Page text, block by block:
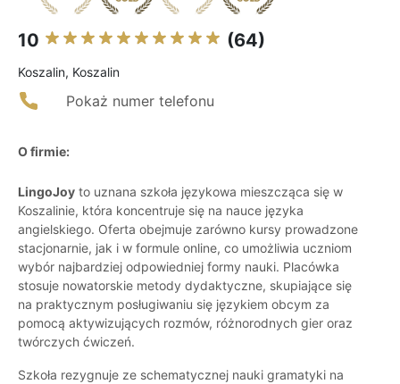
10 (64)
Koszalin, Koszalin
Pokaż numer telefonu
O firmie:
LingoJoy to uznana szkoła językowa mieszcząca się w
Koszalinie, która koncentruje się na nauce języka
angielskiego. Oferta obejmuje zarówno kursy prowadzone
stacjonarnie, jak i w formule online, co umożliwia uczniom
wybór najbardziej odpowiedniej formy nauki. Placówka
stosuje nowatorskie metody dydaktyczne, skupiające się
na praktycznym posługiwaniu się językiem obcym za
pomocą aktywizujących rozmów, różnorodnych gier oraz
twórczych ćwiczeń.
Szkoła rezygnuje ze schematycznej nauki gramatyki na